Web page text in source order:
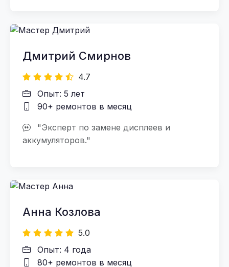
Дмитрий Смирнов
4.7
Опыт: 5 лет
90+ ремонтов в месяц
"Эксперт по замене дисплеев и
аккумуляторов."
Анна Козлова
5.0
Опыт: 4 года
80+ ремонтов в месяц